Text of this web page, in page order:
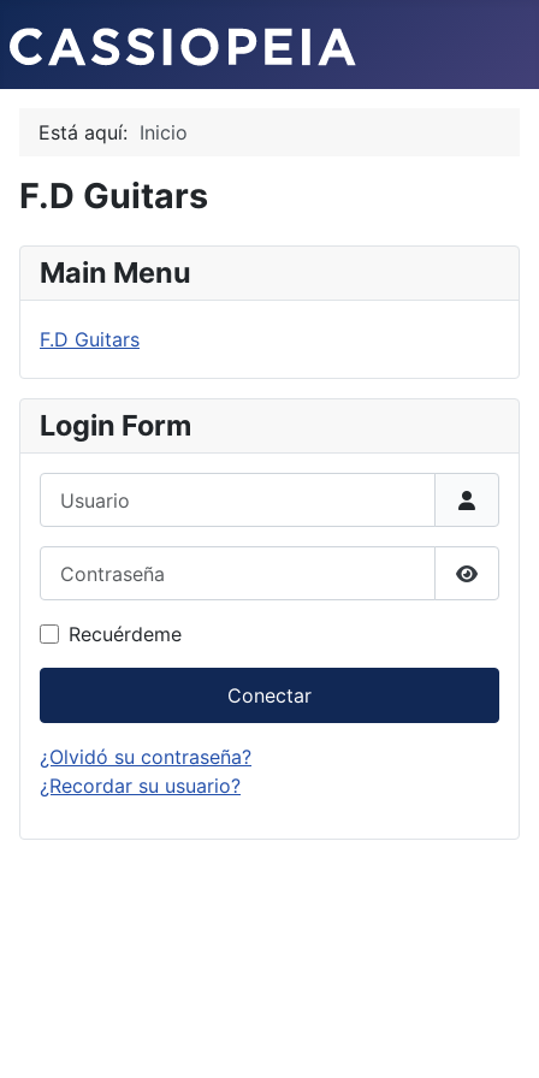
Está aquí: Inicio
F.D Guitars
Main Menu
F.D Guitars
Login Form
Recuérdeme
Conectar
¿Olvidó su contraseña?
¿Recordar su usuario?